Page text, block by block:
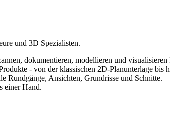
und 3D Spezialisten.
dokumentieren, modellieren und
- von der klassischen 2D-Planunterlage
Rundgänge, Ansichten, Grundrisse und Schnitte.
einer Hand.